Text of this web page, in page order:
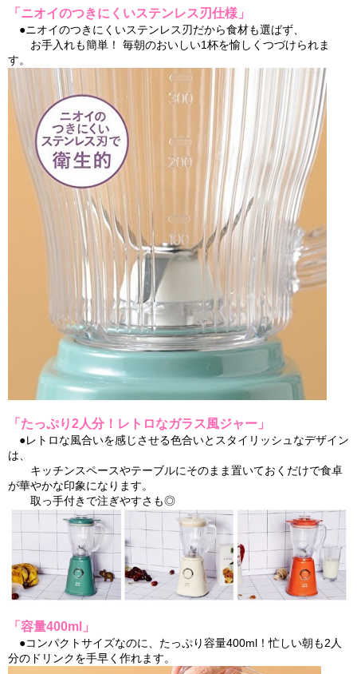
「ニオイのつきにくいステンレス刃仕様」
●ニオイのつきにくいステンレス刃だから食材も選ばず、
お手入れも簡単！ 毎朝のおいしい1杯を愉しくつづけられま
す。
「たっぷり2人分！レトロなガラス風ジャー」
●レトロな風合いを感じさせる色合いとスタイリッシュなデザイン
は、
キッチンスペースやテーブルにそのまま置いておくだけで食卓
が華やかな印象になります。
取っ手付きで注ぎやすさも◎
「容量400ml」
●コンパクトサイズなのに、たっぷり容量400ml！忙しい朝も2人
分のドリンクを手早く作れます。